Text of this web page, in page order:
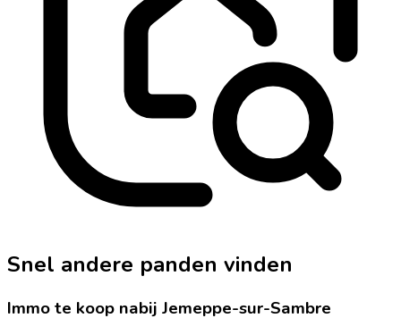
Snel andere panden vinden
Immo te koop nabij Jemeppe-sur-Sambre